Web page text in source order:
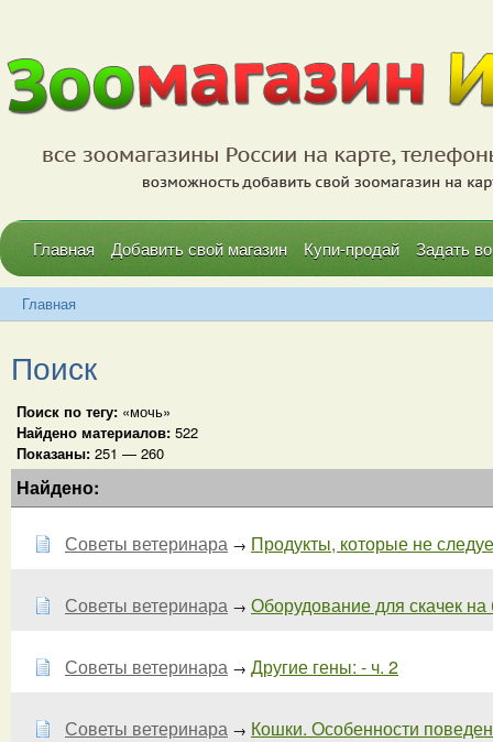
Главная Добавить свой магазин Купи-продай Задать
Главная
Поиск
Поиск по тегу: «мочь»
Найдено материалов: 522
Показаны: 251 — 260
Найдено:
Советы ветеринара → Продукты, которые не
Советы ветеринара → Оборудование для скачек
Советы ветеринара → Другие гены: - ч. 2
Советы ветеринара → Кошки. Особенности